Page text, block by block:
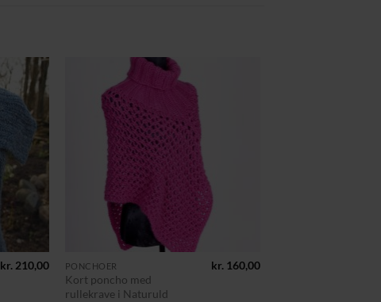
Tilføj til
ønskeliste
kr.210,00 PONCHOER
Kort poncho med
rullekrave i Naturuld
kr. 160,00